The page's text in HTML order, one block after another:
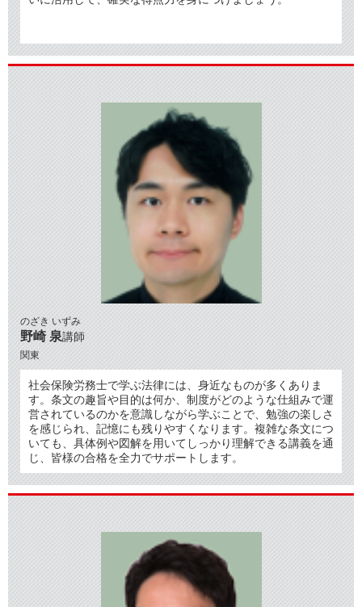
のざき いずみ
野崎 泉講師
関東
社会保険労務士で学ぶ法律には、身近なものが多くありま
す。条文の趣旨や目的は何か、制度がどのような仕組みで運
営されているのかを意識しながら学ぶことで、勉強の楽しさ
を感じられ、記憶にも残りやすくなります。複雑な条文につ
いても、具体例や図解を用いてしっかり理解できる講義を通
じ、皆様の合格を全力でサポートします。